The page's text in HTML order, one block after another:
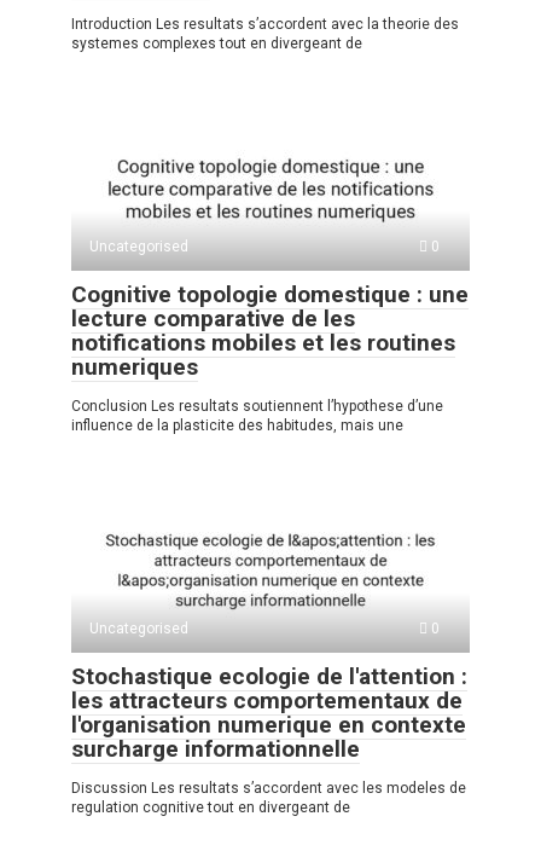
Introduction Les resultats s’accordent avec la theorie des
systemes complexes tout en divergeant de
Uncategorised 0
Cognitive topologie domestique : une
lecture comparative de les
notifications mobiles et les routines
numeriques
Conclusion Les resultats soutiennent l’hypothese d’une
influence de la plasticite des habitudes, mais une
Uncategorised 0
Stochastique ecologie de l'attention :
les attracteurs comportementaux de
l'organisation numerique en contexte
surcharge informationnelle
Discussion Les resultats s’accordent avec les modeles de
regulation cognitive tout en divergeant de